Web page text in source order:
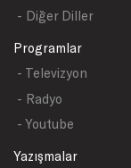
- Diğer Diller
Programlar
- Televizyon
- Radyo
- Youtube
Yazışmalar